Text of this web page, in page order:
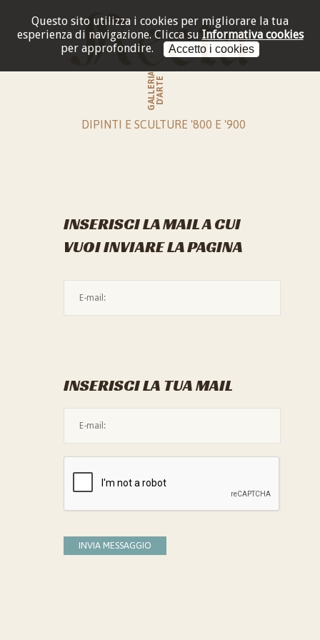
Questo sito utilizza i cookies per migliorare la tua
esperienza di navigazione. Clicca su Informativa cookies
per approfondire.
Accetto i cookies
GALLERIAD'ARTE
DIPINTI E SCULTURE '800 E '900
INSERISCI LA MAIL A CUI
VUOI INVIARE LA PAGINA
INSERISCI LA TUA MAIL
INVIA MESSAGGIO